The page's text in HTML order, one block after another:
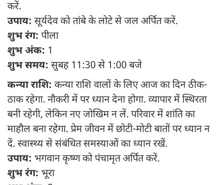
करें.
उपाय: सूर्यदेव को तांबे के लोटे से जल अर्पित करें.
शुभ रंग: पीला
शुभ अंक: 1
शुभ समय: सुबह 11:30 से 1:00 बजे
कन्या राशि: कन्या राशि वालों के लिए आज का दिन ठीक-
ठाक रहेगा. नौकरी में पर ध्यान देना होगा. व्यापार में स्थिरता
बनी रहेगी, लेकिन नए जोखिम न लें. परिवार में शांति का
माहौल बना रहेगा. प्रेम जीवन में छोटी-मोटी बातों पर ध्यान न
दें. स्वास्थ्य से संबंधित समस्याओं का ध्यान रखें.
उपाय: भगवान कृष्ण को पंचामृत अर्पित करें.
शुभ रंग: भूरा